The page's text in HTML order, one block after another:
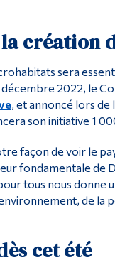
création
sera
décembre 2022, le
, et annoncé lors de
son initiative 1
façon de voir le
fondamentale de
tous nous donne
de la
cet été